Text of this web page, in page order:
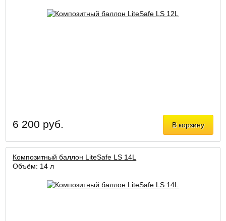
В корзину
6 200 руб.
Композитный баллон LiteSafe LS 14L
Объём: 14 л